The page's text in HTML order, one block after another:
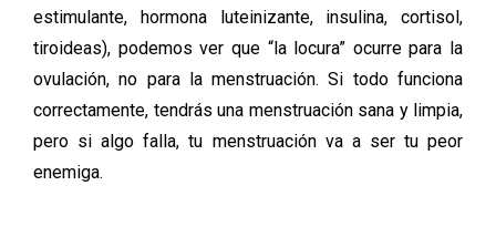
estimulante, hormona luteinizante, insulina, cortisol,
tiroideas), podemos ver que “la locura” ocurre para la
ovulación, no para la menstruación. Si todo funciona
correctamente, tendrás una menstruación sana y limpia,
pero si algo falla, tu menstruación va a ser tu peor
enemiga.